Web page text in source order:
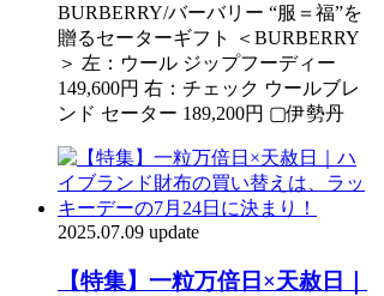
BURBERRY/バーバリー “服＝福”を
贈るセーターギフト ＜BURBERRY
＞ 左：ウール ジップフーディー
149,600円 右：チェック ウールブレ
ンド セーター 189,200円 ▢伊勢丹
2025.07.09 update
【特集】一粒万倍日×天赦日｜